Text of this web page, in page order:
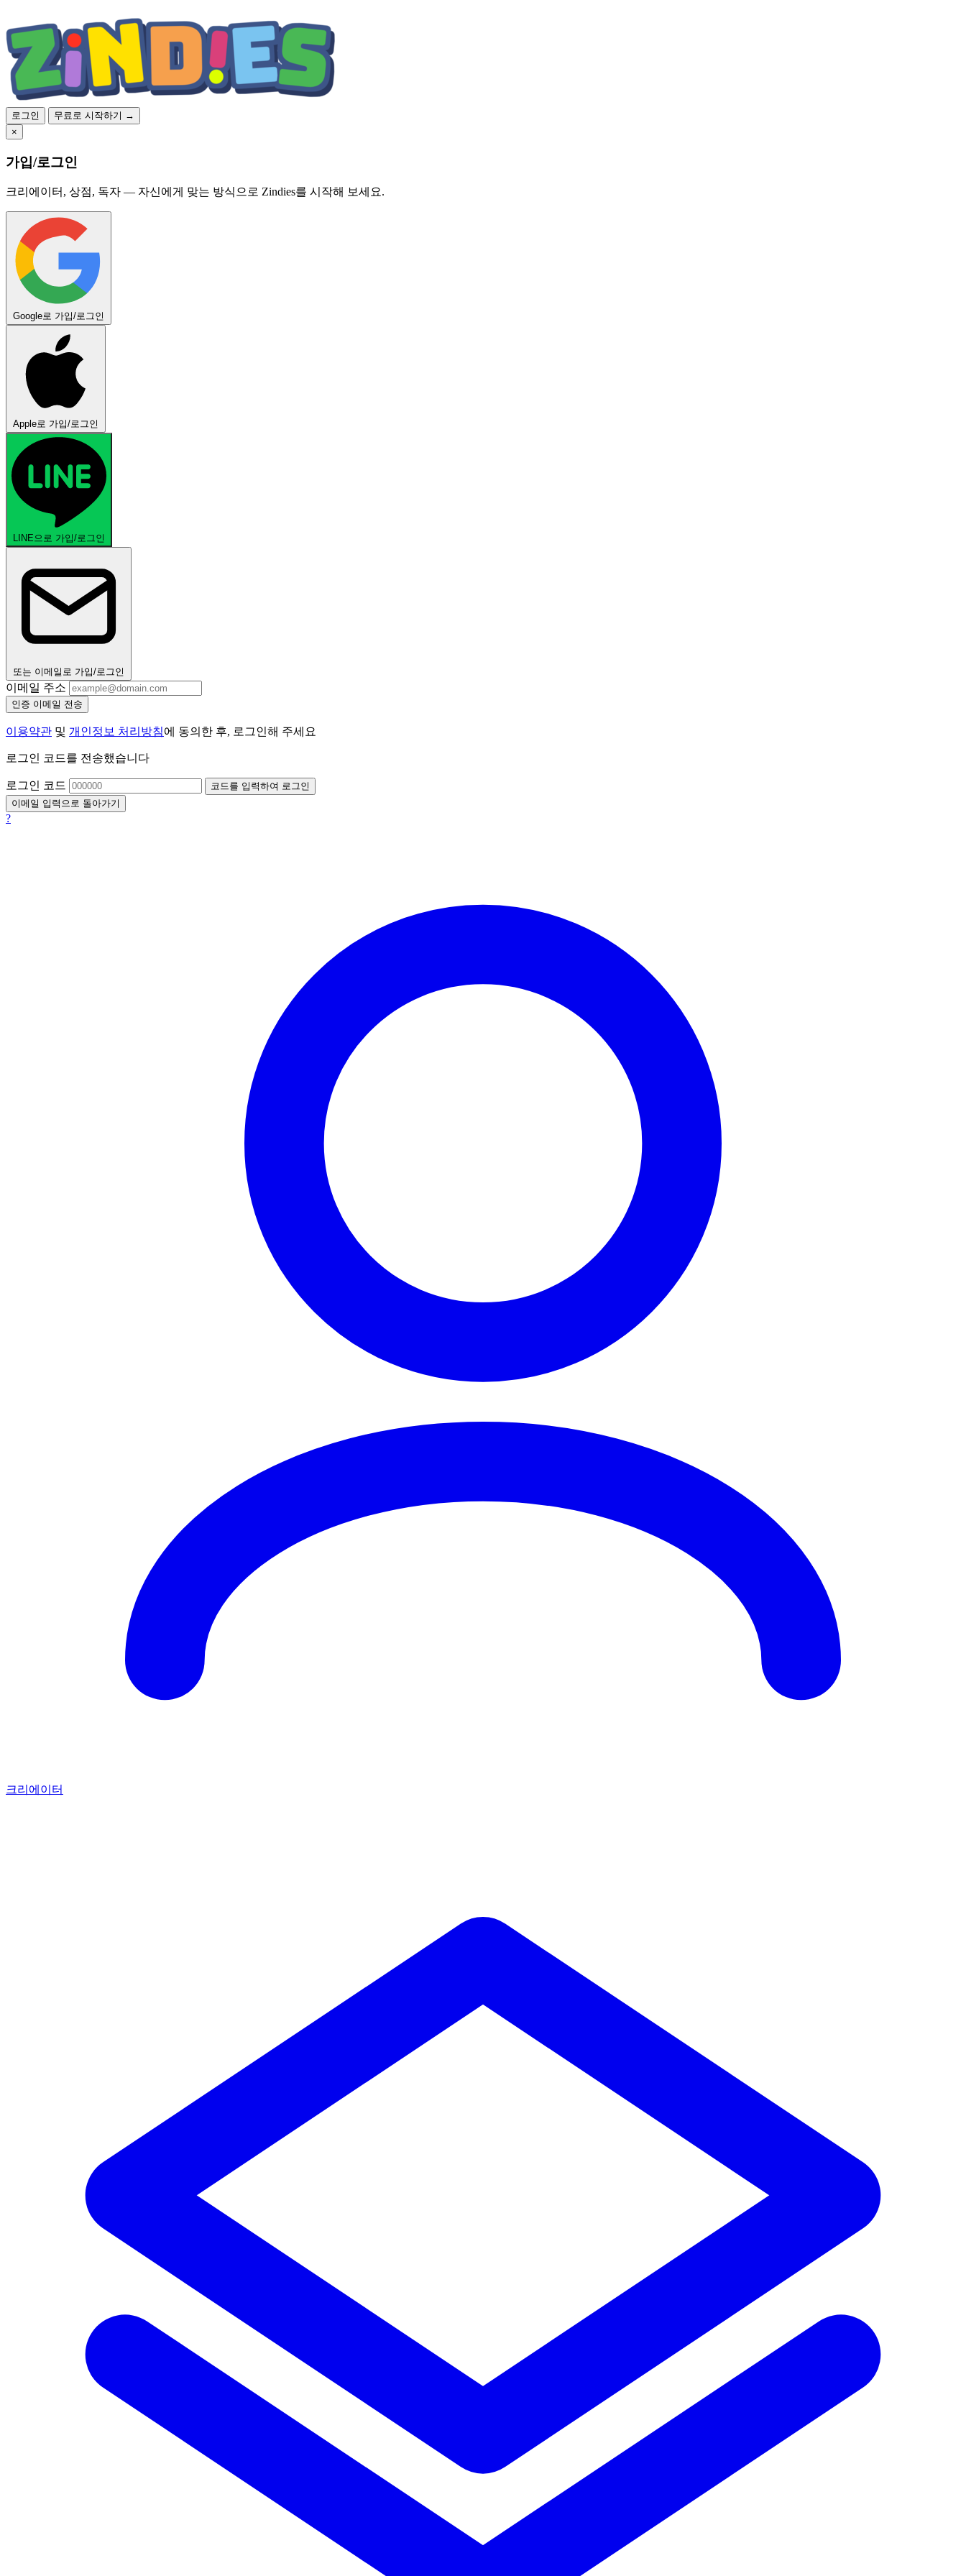
로그인
무료로 시작하기 →
×
가입/로그인
크리에이터, 상점, 독자 — 자신에게 맞는 방식으로 Zindies를 시작해 보세요.
Google로 가입/로그인
Apple로 가입/로그인
LINE으로 가입/로그인
또는 이메일로 가입/로그인
이메일 주소
인증 이메일 전송
이용약관 및 개인정보 처리방침에 동의한 후, 로그인해 주세요
로그인 코드를 전송했습니다
로그인 코드
코드를 입력하여 로그인
이메일 입력으로 돌아가기
?
크리에이터